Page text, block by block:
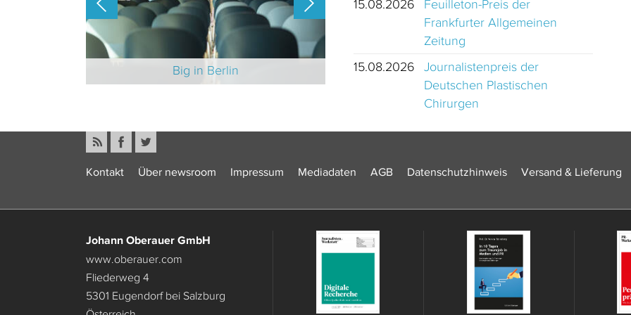
Big in Berlin
15.08.2026
Feuilleton-Preis der
Frankfurter Allgemeinen
Zeitung
15.08.2026
Journalistenpreis der
Deutschen Plastischen
Chirurgen
Kontakt Über newsroom Impressum Mediadaten AGB Datenschutzhinweis Versand & Lieferung
Johann Oberauer GmbH
www.oberauer.com
Fliederweg 4
5301 Eugendorf bei Salzburg